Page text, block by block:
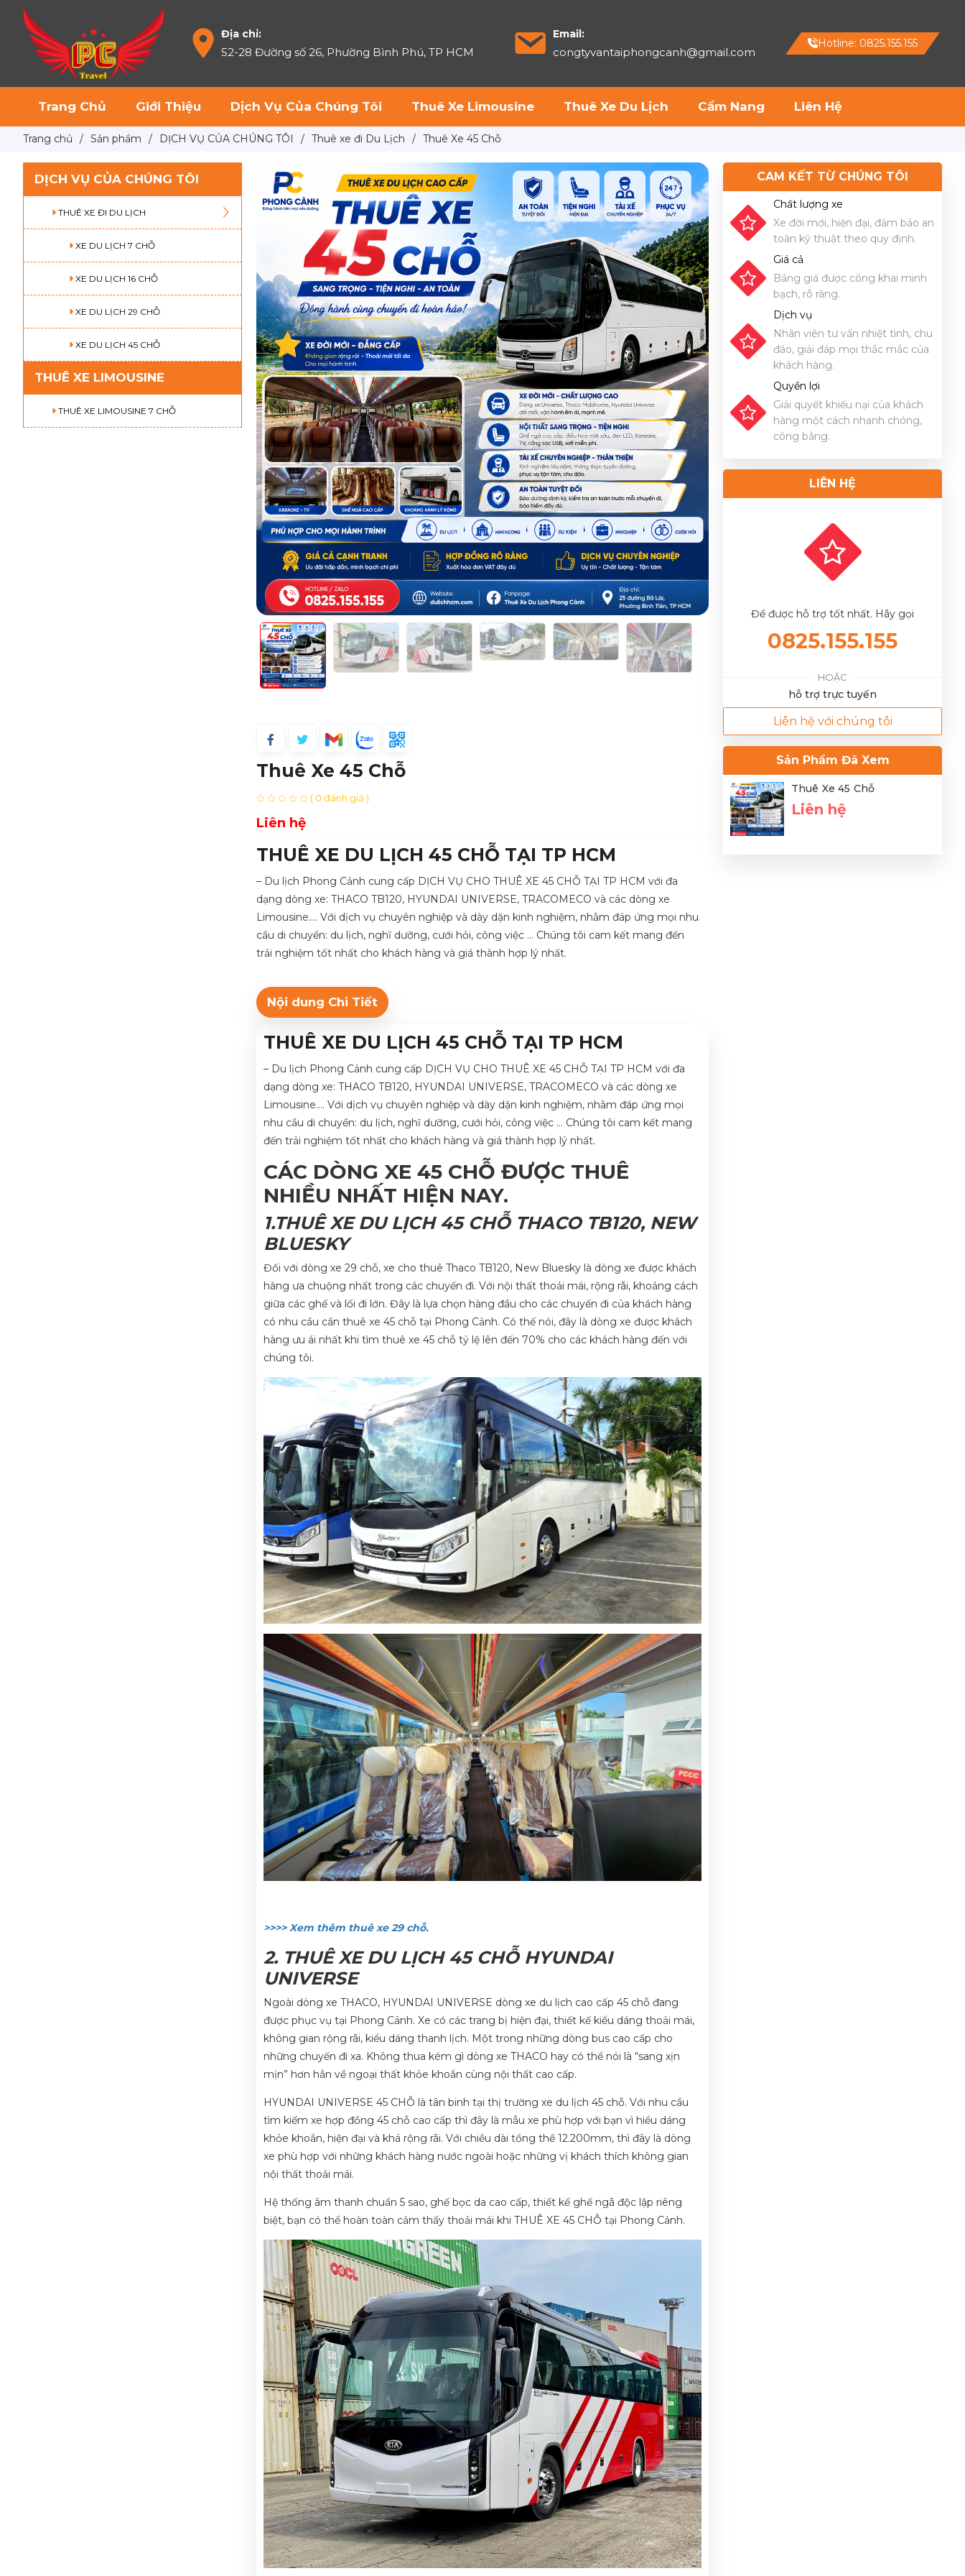
Địa chỉ:
52-28 Đường số 26, Phường Bình Phú, TP HCM
Email:
congtyvantaiphongcanh@gmail.com
Hotline: 0825.155.155
Trang Chủ Giới Thiệu Dịch Vụ Của Chúng Tôi Thuê Xe Limousine Thuê Xe Du Lịch Cẩm Nang Liên Hệ
Trang chủ / Sản phẩm / DỊCH VỤ CỦA CHÚNG TÔI / Thuê xe đi Du Lịch / Thuê Xe 45 Chỗ
DỊCH VỤ CỦA CHÚNG TÔI
THUÊ XE ĐI DU LỊCH
XE DU LỊCH 7 CHỖ
XE DU LỊCH 16 CHỖ
XE DU LỊCH 29 CHỖ
XE DU LỊCH 45 CHỖ
THUÊ XE LIMOUSINE
THUÊ XE LIMOUSINE 7 CHỖ
Thuê Xe 45 Chỗ
( 0 đánh giá )
Liên hệ
THUÊ XE DU LỊCH 45 CHỖ TẠI TP HCM
– Du lịch Phong Cảnh cung cấp DỊCH VỤ CHO THUÊ XE 45 CHỖ TẠI TP HCM với đa
dạng dòng xe: THACO TB120, HYUNDAI UNIVERSE, TRACOMECO và các dòng xe
Limousine…. Với dịch vụ chuyên nghiệp và dày dặn kinh nghiệm, nhằm đáp ứng mọi nhu
cầu di chuyển: du lịch, nghĩ dưỡng, cưới hỏi, công việc … Chúng tôi cam kết mang đến
trải nghiệm tốt nhất cho khách hàng và giá thành hợp lý nhất.
Nội dung Chi Tiết
THUÊ XE DU LỊCH 45 CHỖ TẠI TP HCM
– Du lịch Phong Cảnh cung cấp DỊCH VỤ CHO THUÊ XE 45 CHỖ TẠI TP HCM với đa
dạng dòng xe: THACO TB120, HYUNDAI UNIVERSE, TRACOMECO và các dòng xe
Limousine…. Với dịch vụ chuyên nghiệp và dày dặn kinh nghiệm, nhằm đáp ứng mọi
nhu cầu di chuyển: du lịch, nghĩ dưỡng, cưới hỏi, công việc … Chúng tôi cam kết mang
đến trải nghiệm tốt nhất cho khách hàng và giá thành hợp lý nhất.
CÁC DÒNG XE 45 CHỖ ĐƯỢC THUÊ
NHIỀU NHẤT HIỆN NAY.
1.THUÊ XE DU LỊCH 45 CHỖ THACO TB120, NEW
BLUESKY
Đối với dòng xe 29 chỗ, xe cho thuê Thaco TB120, New Bluesky là dòng xe được khách
hàng ưa chuộng nhất trong các chuyến đi. Với nội thất thoải mái, rộng rãi, khoảng cách
giữa các ghế và lối đi lớn. Đây là lựa chọn hàng đầu cho các chuyến đi của khách hàng
có nhu cầu cần thuê xe 45 chỗ tại Phong Cảnh. Có thế nói, đây là dòng xe được khách
hàng ưu ái nhất khi tìm thuê xe 45 chỗ tỷ lệ lên đến 70% cho các khách hàng đến với
chúng tôi.
>>>> Xem thêm thuê xe 29 chỗ.
2. THUÊ XE DU LỊCH 45 CHỖ HYUNDAI
UNIVERSE
Ngoài dòng xe THACO, HYUNDAI UNIVERSE dòng xe du lịch cao cấp 45 chỗ đang
được phục vụ tại Phong Cảnh. Xe có các trang bị hiện đại, thiết kế kiểu dáng thoải mái,
không gian rộng rãi, kiểu dáng thanh lịch. Một trong những dòng bus cao cấp cho
những chuyến đi xa. Không thua kém gì dòng xe THACO hay có thể nói là “sang xịn
mịn” hơn hẳn về ngoại thất khỏe khoắn cùng nội thất cao cấp.
HYUNDAI UNIVERSE 45 CHỖ là tân binh tại thị trường xe du lịch 45 chỗ. Với nhu cầu
tìm kiếm xe hợp đồng 45 chỗ cao cấp thì đây là mẫu xe phù hợp với bạn vì hiểu dáng
khỏe khoắn, hiện đại và khá rộng rãi. Với chiều dài tổng thể 12.200mm, thì đây là dòng
xe phù hợp với những khách hàng nước ngoài hoặc những vị khách thích không gian
nội thất thoải mái.
Hệ thống âm thanh chuẩn 5 sao, ghế bọc da cao cấp, thiết kế ghế ngã độc lập riêng
biệt, bạn có thể hoàn toàn cảm thấy thoải mái khi THUÊ XE 45 CHỖ tại Phong Cảnh.
CAM KẾT TỪ CHÚNG TÔI
Chất lượng xe
Xe đời mới, hiện đại, đảm bảo an
toàn kỹ thuật theo quy định.
Giá cả
Bảng giá được công khai minh
bạch, rõ ràng.
Dịch vụ
Nhân viên tư vấn nhiệt tình, chu
đáo, giải đáp mọi thắc mắc của
khách hàng.
Quyền lợi
Giải quyết khiếu nại của khách
hàng một cách nhanh chóng,
công bằng.
LIÊN HỆ
Để được hỗ trợ tốt nhất. Hãy gọi
0825.155.155
HOẶC
hỗ trợ trực tuyến
Liên hệ với chúng tôi
Sản Phẩm Đã Xem
Thuê Xe 45 Chỗ
Liên hệ